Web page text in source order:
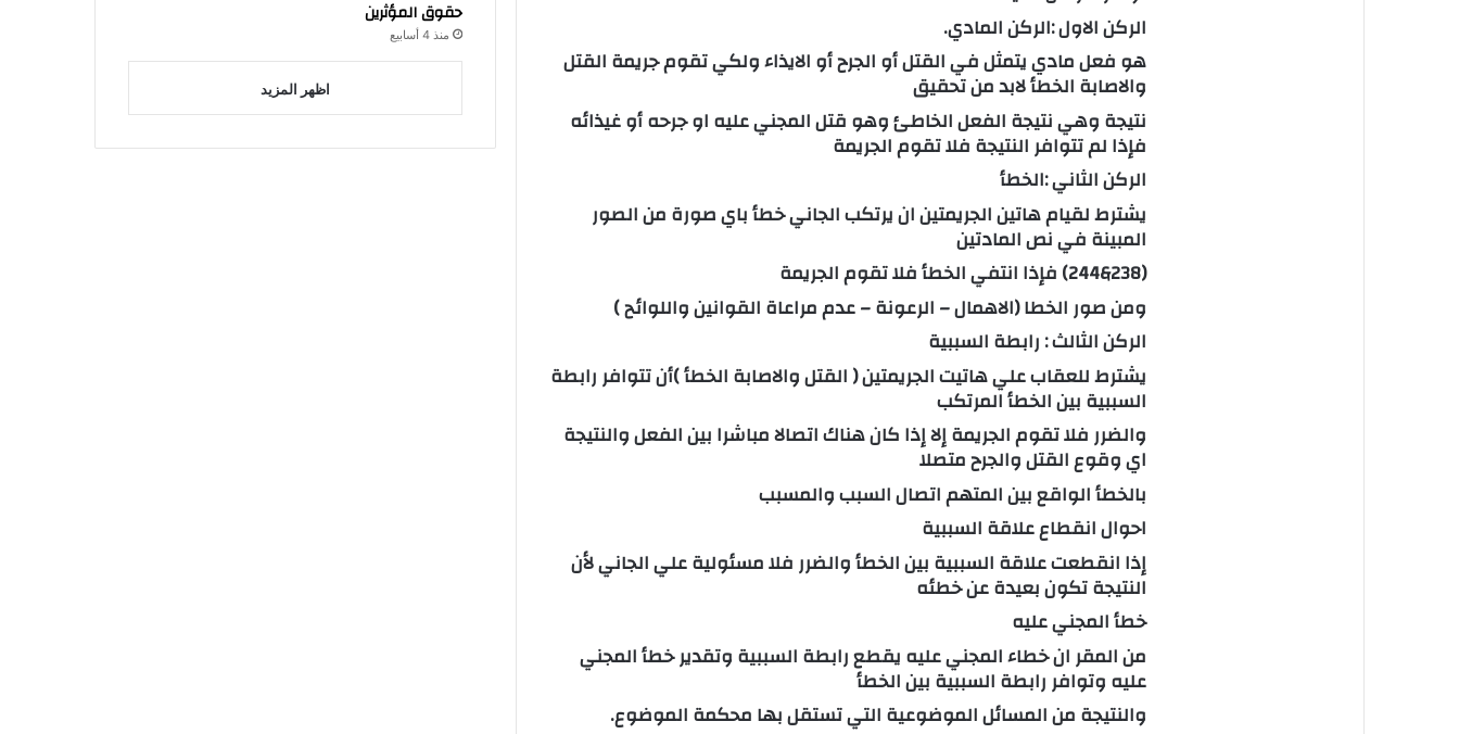
الركن الاول :الركن المادي.
هو فعل مادي يتمثل في القتل أو الجرح أو الايذاء ولكي تقوم جريمة القتل
والاصابة الخطأ لابد من تحقيق
نتيجة وهي نتيجة الفعل الخاطئ وهو قتل المجني عليه او جرحه أو غيذائه
فإذا لم تتوافر النتيجة فلا تقوم الجريمة
الركن الثاني :الخطأ
يشترط لقيام هاتين الجريمتين ان يرتكب الجاني خطأ باي صورة من الصور
المبينة في نص المادتين
(238&244) فإذا انتفي الخطأ فلا تقوم الجريمة
ومن صور الخطا (الاهمال – الرعونة – عدم مراعاة القوانين واللوائح )
الركن الثالث : رابطة السببية
يشترط للعقاب علي هاتيت الجريمتين ( القتل والاصابة الخطأ )أن تتوافر رابطة
السببية بين الخطأ المرتكب
والضرر فلا تقوم الجريمة إلا إذا كان هناك اتصالا مباشرا بين الفعل والنتيجة
اي وقوع القتل والجرح متصلا
بالخطأ الواقع بين المتهم اتصال السبب والمسبب
احوال انقطاع علاقة السببية
إذا انقطعت علاقة السببية بين الخطأ والضرر فلا مسئولية علي الجاني لأن
النتيجة تكون بعيدة عن خطئه
خطأ المجني عليه
من المقر ان خطاء المجني عليه يقطع رابطة السببية وتقدير خطأ المجني
عليه وتوافر رابطة السببية بين الخطأ
والنتيجة من المسائل الموضوعية التي تستقل بها محكمة الموضوع.
حقوق المؤثرين
منذ 4 أسابيع
اظهر المزيد